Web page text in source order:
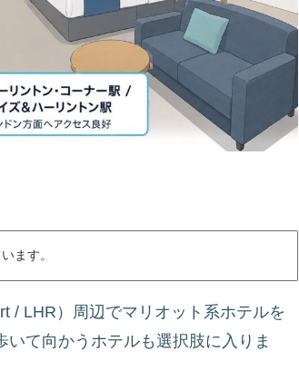
ます。
/ LHR）周辺でマリオット系ホテルを
て向かうホテルも選択肢に入りま